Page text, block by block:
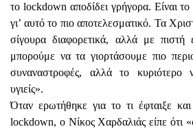
το lockdown αποδίδει γρήγορα. Είναι το
γι’ αυτό το πιο αποτελεσματικό. Τα
σίγουρα διαφορετικά, αλλά με
μπορούμε να τα γιορτάσουμε πιο
συναναστροφές, αλλά το κυριότερο
υγιείς».
Όταν ερωτήθηκε για το τι έφταιξε
lockdown, ο Νίκος Χαρδαλιάς είπε ότι